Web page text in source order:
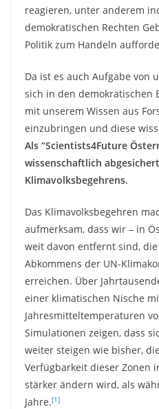
reagieren, unter anderem
demokratischen Rechten
Politik zum Handeln
Da ist es auch Aufgabe von
sich in den demokratischen
mit unserem Wissen aus
einzubringen und diese
Als “Scientists4Future
wissenschaftlich
Klimavolksbegehrens.
Das Klimavolksbegehren
aufmerksam, dass wir – in
weit davon entfernt sind, die
Abkommens der UN-
erreichen. Über
einer klimatischen Nische
Jahresmitteltemperaturen
Simulationen zeigen, dass
weiter steigen wie bisher,
Verfügbarkeit dieser Zonen
stärker ändern wird, als
Jahre.[1]